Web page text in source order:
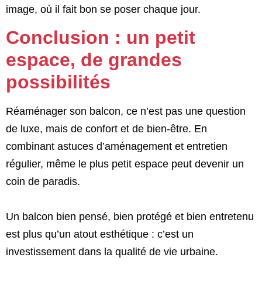
image, où il fait bon se poser chaque jour.
Conclusion : un petit
espace, de grandes
possibilités
Réaménager son balcon, ce n’est pas une question
de luxe, mais de confort et de bien-être. En
combinant astuces d’aménagement et entretien
régulier, même le plus petit espace peut devenir un
coin de paradis.
Un balcon bien pensé, bien protégé et bien entretenu
est plus qu’un atout esthétique : c’est un
investissement dans la qualité de vie urbaine.